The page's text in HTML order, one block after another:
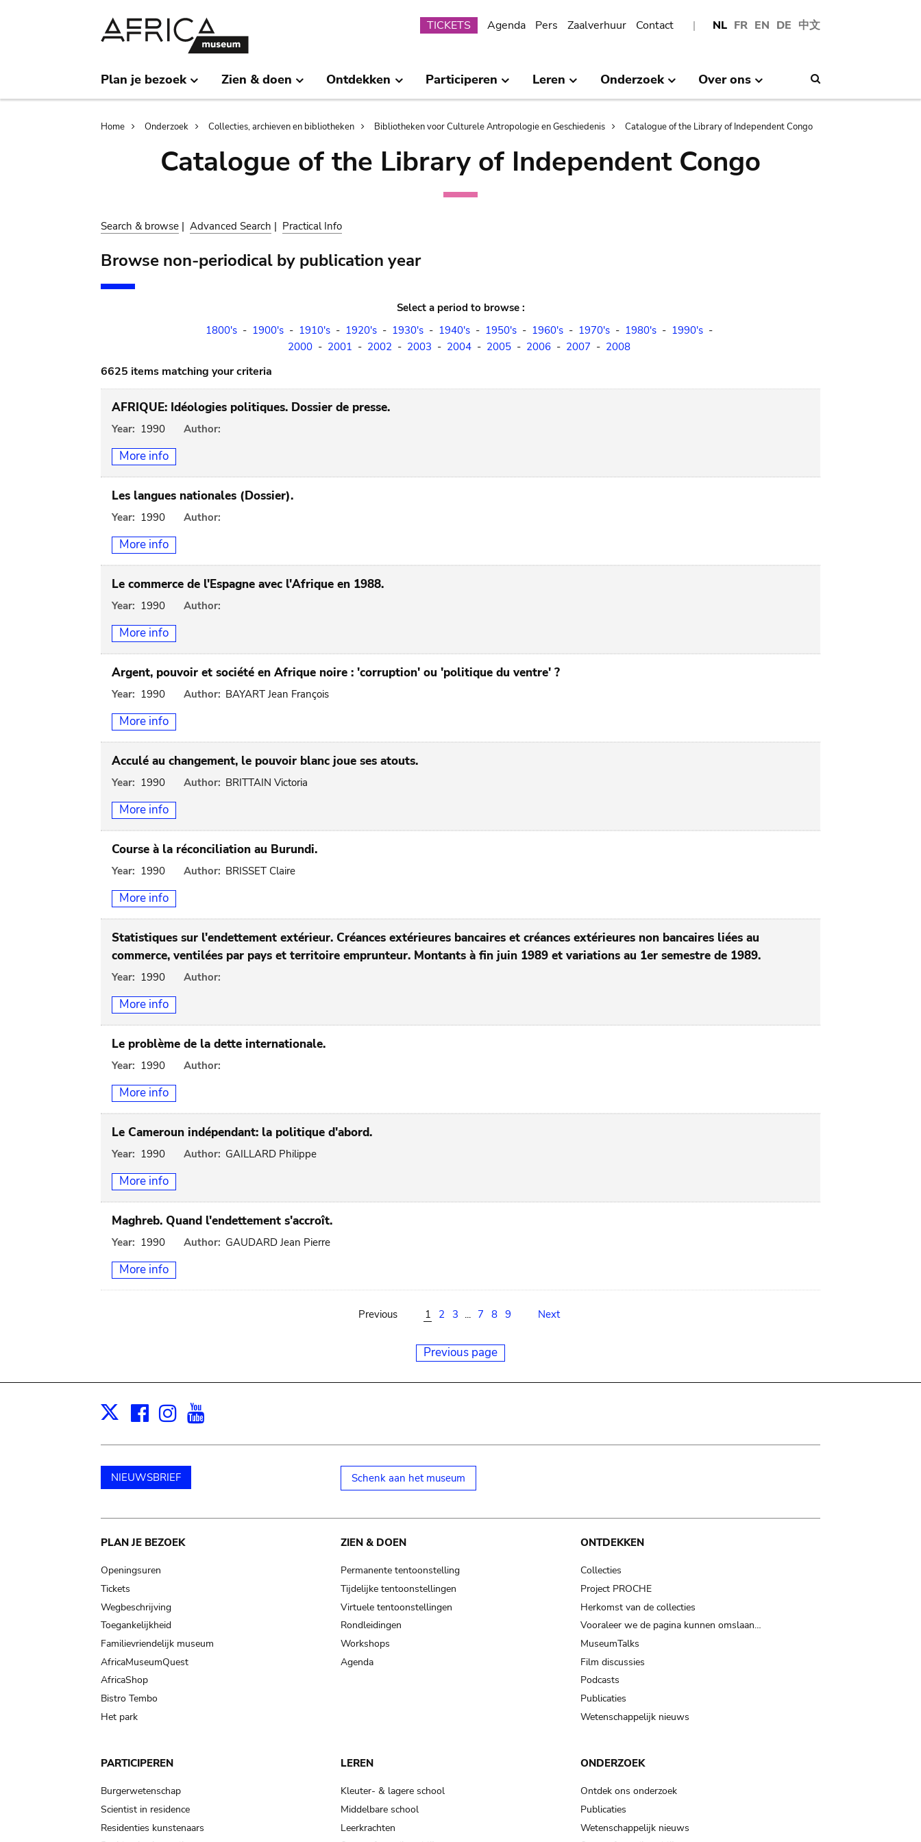
NL FR EN DE 中文
Submenu
TICKETS Agenda Pers Zaalverhuur Contact
Plan je bezoek Zien & doen Ontdekken Participeren Leren Onderzoek Over ons
Breadcrumb
Home Onderzoek Collecties, archieven en bibliotheken Bibliotheken voor Culturele Antropologie en Geschiedenis Catalogue of the Library of Independent Congo
Catalogue of the Library of Independent Congo
Search & browse | Advanced Search | Practical Info
Browse non-periodical by publication year
Select a period to browse :
1800's - 1900's - 1910's - 1920's - 1930's - 1940's - 1950's - 1960's - 1970's - 1980's - 1990's -
2000 - 2001 - 2002 - 2003 - 2004 - 2005 - 2006 - 2007 - 2008
6625 items matching your criteria
AFRIQUE: Idéologies politiques. Dossier de presse.
Year: 1990 Author:
More info
Les langues nationales (Dossier).
Year: 1990 Author:
More info
Le commerce de l'Espagne avec l'Afrique en 1988.
Year: 1990 Author:
More info
Argent, pouvoir et société en Afrique noire : 'corruption' ou 'politique du ventre' ?
Year: 1990 Author: BAYART Jean François
More info
Acculé au changement, le pouvoir blanc joue ses atouts.
Year: 1990 Author: BRITTAIN Victoria
More info
Course à la réconciliation au Burundi.
Year: 1990 Author: BRISSET Claire
More info
Statistiques sur l'endettement extérieur. Créances extérieures bancaires et créances extérieures non bancaires liées au
commerce, ventilées par pays et territoire emprunteur. Montants à fin juin 1989 et variations au 1er semestre de 1989.
Year: 1990 Author:
More info
Le problème de la dette internationale.
Year: 1990 Author:
More info
Le Cameroun indépendant: la politique d'abord.
Year: 1990 Author: GAILLARD Philippe
More info
Maghreb. Quand l'endettement s'accroît.
Year: 1990 Author: GAUDARD Jean Pierre
More info
Previous 1 2 3 ... 7 8 9 Next
Previous page
X Facebook
Instagram
NIEUWSBRIEF Schenk aan het museum
Main
navigation
PLAN JE BEZOEK
Openingsuren
Tickets
Wegbeschrijving
Toegankelijkheid
Familievriendelijk museum
AfricaMuseumQuest
AfricaShop
Bistro Tembo
Het park
ZIEN & DOEN
Permanente tentoonstelling
Tijdelijke tentoonstellingen
Virtuele tentoonstellingen
Rondleidingen
Workshops
Agenda
ONTDEKKEN
Collecties
Project PROCHE
Herkomst van de collecties
Vooraleer we de pagina kunnen omslaan…
MuseumTalks
Film discussies
Podcasts
Publicaties
Wetenschappelijk nieuws
PARTICIPEREN
Burgerwetenschap
Scientist in residence
Residenties kunstenaars
LEREN
Kleuter- & lagere school
Middelbare school
Leerkrachten
ONDERZOEK
Ontdek ons onderzoek
Publicaties
Wetenschappelijk nieuws